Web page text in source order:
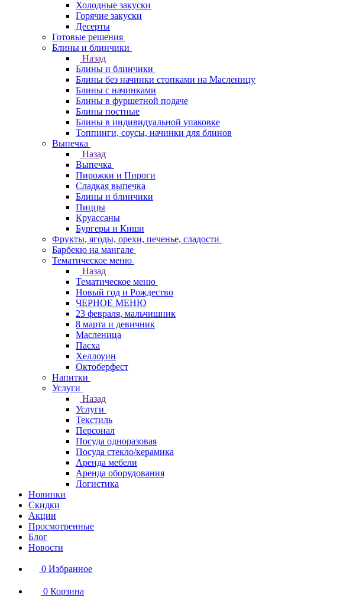
Холодные закуски
Горячие закуски
Десерты
Готовые решения
Блины и блинчики
Назад
Блины и блинчики
Блины без начинки стопками на Масленицу
Блины с начинками
Блины в фуршетной подаче
Блины постные
Блины в индивидуальной упаковке
Топпинги, соусы, начинки для блинов
Выпечка
Назад
Выпечка
Пирожки и Пироги
Сладкая выпечка
Блины и блинчики
Пиццы
Круасcаны
Бургеры и Киши
Фрукты, ягоды, орехи, печенье, сладости
Барбекю на мангале
Тематическое меню
Назад
Тематическое меню
Новый год и Рождество
ЧЕРНОЕ МЕНЮ
23 февраля, мальчишник
8 марта и девичник
Масленица
Пасха
Хеллоуин
Октоберфест
Напитки
Услуги
Назад
Услуги
Текстиль
Персонал
Посуда одноразовая
Посуда стекло/керамика
Аренда мебели
Аренда оборудования
Логистика
Новинки
Скидки
Акции
Просмотренные
Блог
Новости
0 Избранное
0 Корзина